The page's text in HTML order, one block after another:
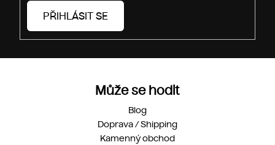
u
PŘIHLÁSIT SE
Může se hodit
Blog
Doprava / Shipping
Kamenný obchod